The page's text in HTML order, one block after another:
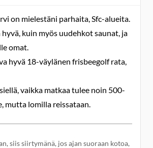
on mielestäni parhaita, Sfc-alueita.
kuin myös uudehkot saunat, ja
omat.
hyvä 18-väylänen frisbeegolf rata,
vaikka matkaa tulee noin 500-
mutta lomilla reissataan.
siis siirtymänä, jos ajan suoraan kotoa,